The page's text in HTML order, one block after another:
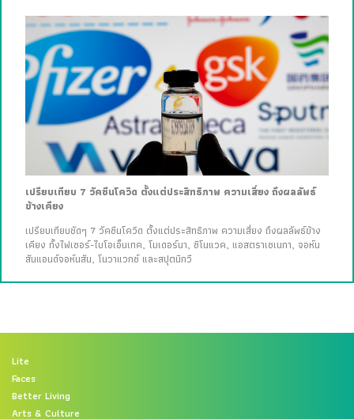
เปรียบเทียบ 7 วัคซีนโควิด ตั้งแต่ประสิทธิภาพ ความเสี่ยง ถึงผลลัพธ์
ข้างเคียง
เปรียบเทียบชัดๆ 7 วัคซีนโควิด ตั้งแต่ประสิทธิภาพ ความเสี่ยง ถึงผลลัพธ์ข้าง
เคียง ทั้งไฟเซอร์-ไบโอเอ็นเทค, โมเดอร์นา, ซิโนแวค, แอสตราเซเนกา, จอห์น
สันแอนด์จอห์นสัน, โนวาแวกซ์ และสปุตนิกวี
Lite
Faces
Better Living
Arts & Culture